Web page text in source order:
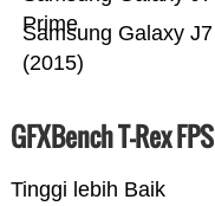
Samsung Galaxy J7
(2015)
Prime
GFXBench T-Rex FPS
Tinggi lebih Baik